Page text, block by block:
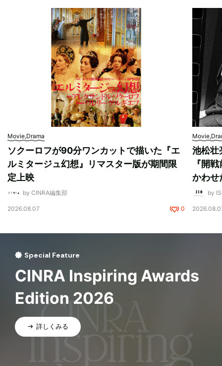
Movie,Drama
ソクーロフが90分ワンカットで描いた『エ
ルミタージュ幻想』リマスター版が期間限
定上映
by CINRA編集部
2026.08.07 0
池松壮
『開
かわせ
by
Special Feature
CINRA Inspiring Awards
Edition 2026
詳しくみる